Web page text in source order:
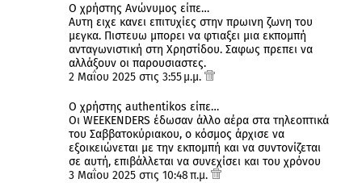
Ο χρήστης Ανώνυμος είπε…
Aυτη ειχε κανει επιτυχίες στην πρωινη ζωνη του
μεγκα. Πιστευω μπορει να φτιαξει μια εκπομπή
ανταγωνιστική στη Χρηστίδου. Σαφως πρεπει να
αλλάξουν οι παρουσιαστες.
2 Μαΐου 2025 στις 3:55 μ.μ.
Ο χρήστης authentikos είπε…
Οι WEEKENDERS έδωσαν άλλο αέρα στα τηλεοπτικά
του Σαββατοκύριακου, ο κόσμος άρχισε να
εξοικειώνεται με την εκπομπή και να συντονίζεται
σε αυτή, επιβάλλεται να συνεχίσει και του χρόνου
3 Μαΐου 2025 στις 10:48 π.μ.